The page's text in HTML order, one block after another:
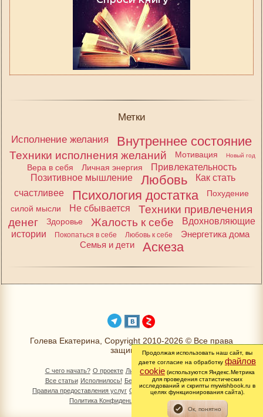
Метки
Исполнение желания
Внутреннее состояние
Техники исполнения желаний Мотивация Новый год
Вера в себя Личная энергия
Привлекательность
Позитивное мышление
Любовь
Как стать
счастливее
Психология достатка
Похудение
силой мысли
Не сбывается
Техники привлечения
денег
Здоровье Жалость к себе
Вдохновляющие
истории
Покопаться в себе Любовь к себе
Энергетика дома
Семья и дети
Аскеза
Голева Екатерина, Copyright 2010-2026 © Все права
защищены
С чего начать? О проекте Личный раздел Книга Желаний
Все статьи Исполнилось! Бесплатно! Изменимся вместе
Правила предоставления услуг Обработка персональных данных
Политика Конфиденциальности
Контакты
Продолжая использовать наш сайт, вы
даете согласие на обработку файлов
cookie (используются Яндекс.Метрика
для проведения статистических
исследований и скрипты mywishbook.ru в
целях функционирования сайта).